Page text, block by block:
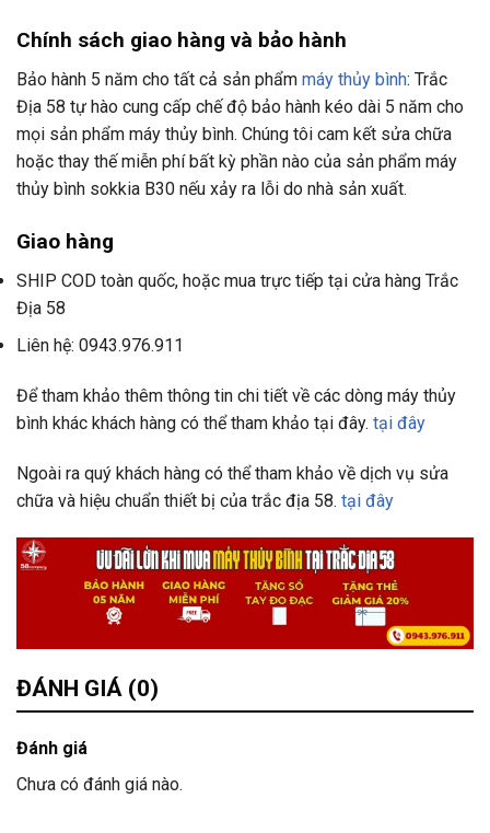
Chính sách giao hàng và bảo hành
Bảo hành 5 năm cho tất cả sản phẩm máy thủy bình: Trắc
Địa 58 tự hào cung cấp chế độ bảo hành kéo dài 5 năm cho
mọi sản phẩm máy thủy bình. Chúng tôi cam kết sửa chữa
hoặc thay thế miễn phí bất kỳ phần nào của sản phẩm máy
thủy bình sokkia B30 nếu xảy ra lỗi do nhà sản xuất.
Giao hàng
SHIP COD toàn quốc, hoặc mua trực tiếp tại cửa hàng Trắc
Địa 58
Liên hệ: 0943.976.911
Để tham khảo thêm thông tin chi tiết về các dòng máy thủy
bình khác khách hàng có thể tham khảo tại đây. tại đây
Ngoài ra quý khách hàng có thể tham khảo về dịch vụ sửa
chữa và hiệu chuẩn thiết bị của trắc địa 58. tại đây
ĐÁNH GIÁ (0)
Đánh giá
Chưa có đánh giá nào.